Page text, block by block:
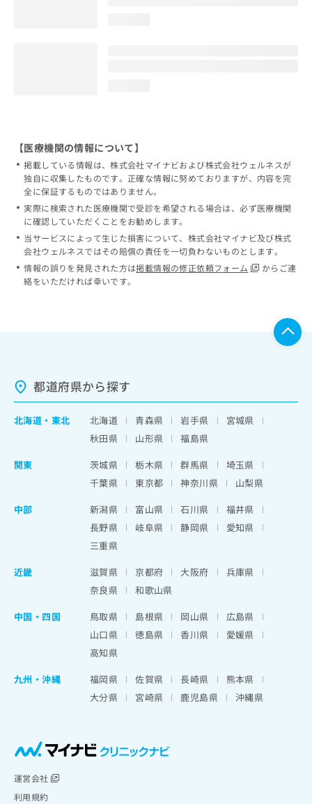
【医療機関の情報について】
掲載している情報は、株式会社マイナビおよび株式会社ウェルネスが
独自に収集したものです。正確な情報に努めておりますが、内容を完
全に保証するものではありません。
実際に検索された医療機関で受診を希望される場合は、必ず医療機関
に確認していただくことをお勧めします。
当サービスによって生じた損害について、株式会社マイナビ及び株式
会社ウェルネスではその賠償の責任を一切負わないものとします。
情報の誤りを発見された方は掲載情報の修正依頼フォーム
からご連
絡をいただければ幸いです。
都道府県から探す
北海道 ・ 東北 北海道 青森県 岩手県
宮城県
秋田県
山形県
福島県
関東
茨城県 栃木県 群馬県
埼玉県
千葉県
東京都 神奈川県
山梨県
中部
新潟県 富山県 石川県
福井県
長野県
岐阜県 静岡県
愛知県
三重県
近畿
滋賀県 京都府 大阪府
兵庫県
奈良県
和歌山県
中国・四国
鳥取県 島根県 岡山県
広島県
山口県
徳島県 香川県
愛媛県
高知県
九州・沖縄
福岡県 佐賀県 長崎県
熊本県
大分県
宮崎県 鹿児島県 沖縄県
運営会社
利用規約